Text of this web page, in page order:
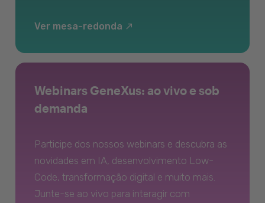
Ver mesa-redonda
Webinars GeneXus: ao vivo e sob
demanda
Participe dos nossos webinars e descubra as
novidades em IA, desenvolvimento Low-
Code, transformação digital e muito mais.
Junte-se ao vivo para interagir com